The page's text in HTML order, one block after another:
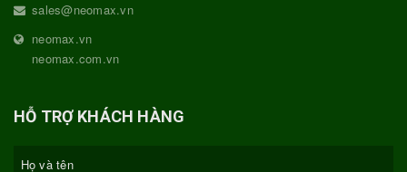
sales@neomax.vn
neomax.vn
neomax.com.vn
HỖ TRỢ KHÁCH HÀNG